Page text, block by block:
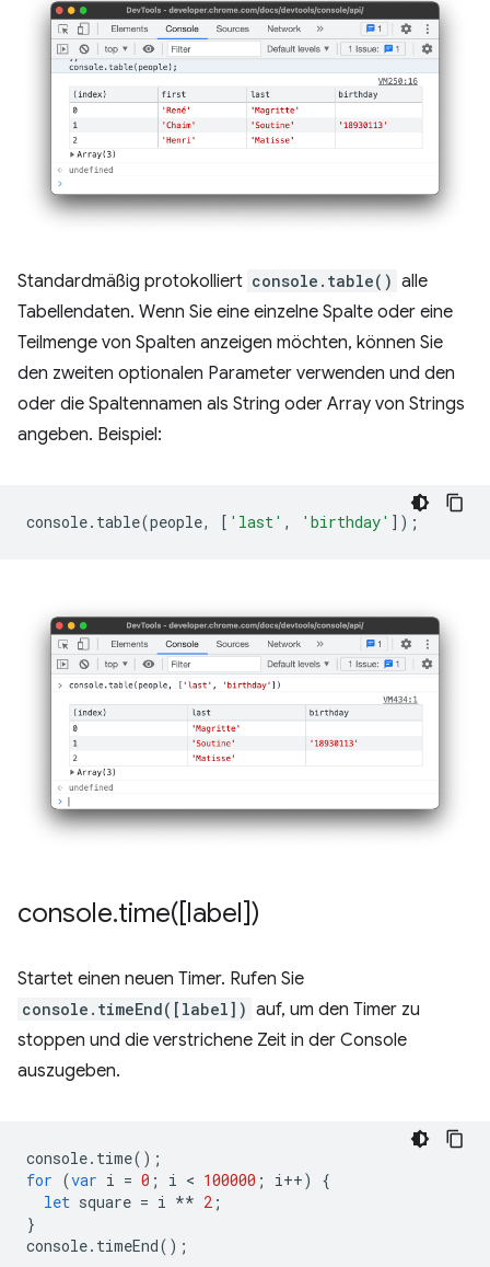
Standardmäßig protokolliert console.table() alle
Tabellendaten. Wenn Sie eine einzelne Spalte oder eine
Teilmenge von Spalten anzeigen möchten, können Sie
den zweiten optionalen Parameter verwenden und den
oder die Spaltennamen als String oder Array von Strings
angeben. Beispiel:
console. table(people, [ 'last' , 'birthday' ]);
console.time([label])
Startet einen neuen Timer. Rufen Sie
console.timeEnd([label]) auf, um den Timer zu
stoppen und die verstrichene Zeit in der Console
auszugeben.
console. time();
for (var i = 0 ; i < 100000 ; i++)
{
let square = i ** 2 ;
}
console. timeEnd();